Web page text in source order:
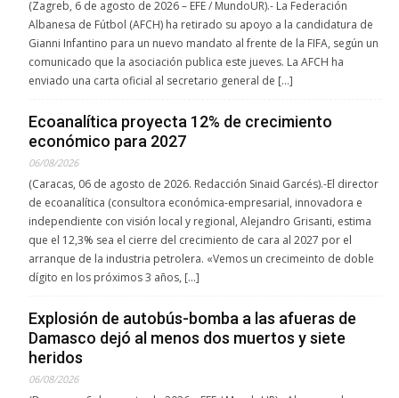
(Zagreb, 6 de agosto de 2026 – EFE / MundoUR).- La Federación
Albanesa de Fútbol (AFCH) ha retirado su apoyo a la candidatura de
Gianni Infantino para un nuevo mandato al frente de la FIFA, según un
comunicado que la asociación publica este jueves. La AFCH ha
enviado una carta oficial al secretario general de […]
Ecoanalítica proyecta 12% de crecimiento
económico para 2027
06/08/2026
(Caracas, 06 de agosto de 2026. Redacción Sinaid Garcés).-El director
de ecoanalítica (consultora económica-empresarial, innovadora e
independiente con visión local y regional, Alejandro Grisanti, estima
que el 12,3% sea el cierre del crecimiento de cara al 2027 por el
arranque de la industria petrolera. «Vemos un crecimeinto de doble
dígito en los próximos 3 años, […]
Explosión de autobús-bomba a las afueras de
Damasco dejó al menos dos muertos y siete
heridos
06/08/2026